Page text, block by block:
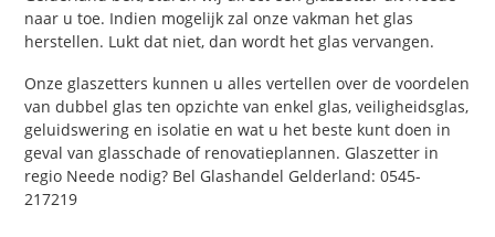
naar u toe. Indien mogelijk zal onze vakman het glas
herstellen. Lukt dat niet, dan wordt het glas vervangen.
Onze glaszetters kunnen u alles vertellen over de voordelen
van dubbel glas ten opzichte van enkel glas, veiligheidsglas,
geluidswering en isolatie en wat u het beste kunt doen in
geval van glasschade of renovatieplannen. Glaszetter in
regio Neede nodig? Bel Glashandel Gelderland: 0545-
217219